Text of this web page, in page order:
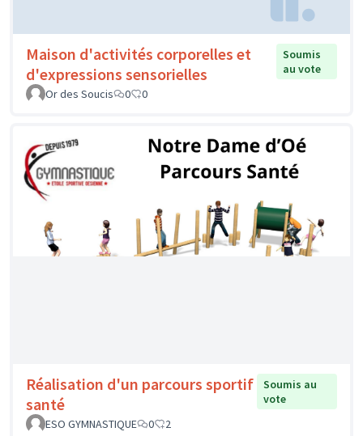
Maison d'activités corporelles et
d'expressions sensorielles
Soumis
au vote
Or des Soucis
0 0
Réalisation d'un parcours sportif
santé
Soumis au
vote
ESO GYMNASTIQUE
0 2